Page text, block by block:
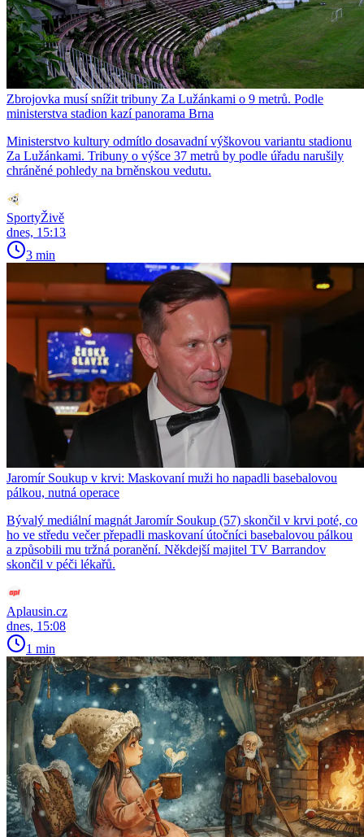
Zbrojovka musí snížit tribuny Za Lužánkami o 9 metrů. Podle
ministerstva stadion kazí panorama Brna
Ministerstvo kultury odmítlo dosavadní výškovou variantu stadionu
Za Lužánkami. Tribuny o výšce 37 metrů by podle úřadu narušily
chráněné pohledy na brněnskou vedutu.
SportyŽivě
dnes, 15:13
3 min
Jaromír Soukup v krvi: Maskovaní muži ho napadli basebalovou
pálkou, nutná operace
Bývalý mediální magnát Jaromír Soukup (57) skončil v krvi poté, co
ho ve středu večer přepadli maskovaní útočníci basebalovou pálkou
a způsobili mu tržná poranění. Někdejší majitel TV Barrandov
skončil v péči lékařů.
Aplausin.cz
dnes, 15:08
1 min